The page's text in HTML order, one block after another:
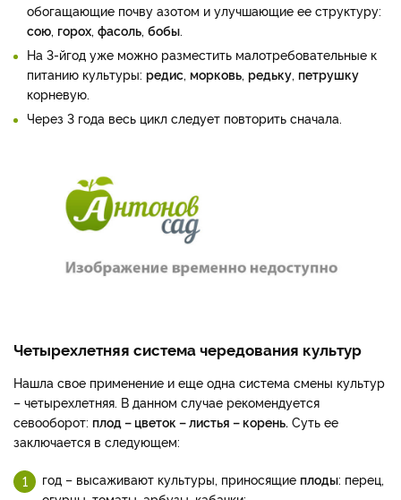
обогащающие почву азотом и улучшающие ее структуру:
сою горох фасоль бобы
На 3-йгод уже можно разместить малотребовательные к
питанию культуры: редис морковь редьку петрушку
корневую.
Через 3 года весь цикл следует повторить сначала.
Четырехлетняя система чередования культур
Нашла свое применение и еще одна система смены культур
– четырехлетняя. В данном случае рекомендуется
севооборот: плод – цветок – листья – корень. Суть ее
заключается в следующем:
год – высаживают культуры, приносящие плоды: перец,